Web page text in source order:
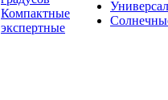
Компактные
экспертные